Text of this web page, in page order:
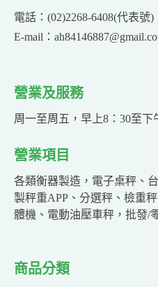
電話：(02)2268-6408(代表號)
E-mail：
營業及服務
周一至周五，早上8：30至下
營業項目
各類衡器製造，電子桌秤、
製秤重APP、分選秤、檢重
體機、電動油壓車秤，批發/
商品分類